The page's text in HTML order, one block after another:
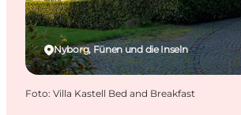
Nyborg, Fünen und die Inseln
Foto: Villa Kastell Bed and Breakfast